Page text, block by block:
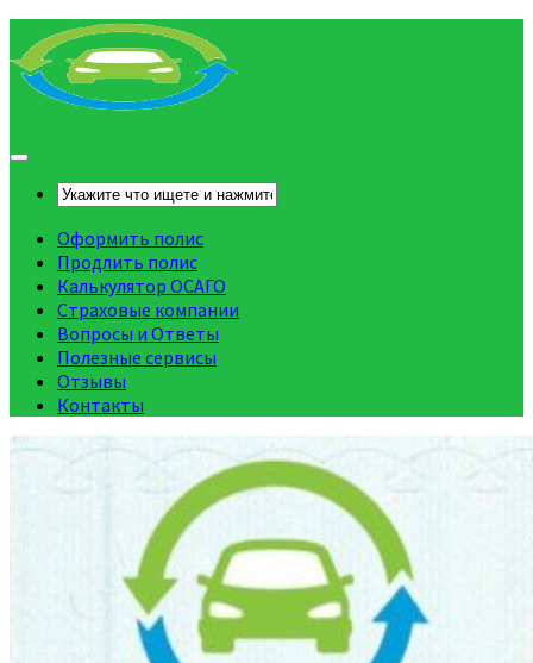
Оформить полис
Продлить полис
Калькулятор ОСАГО
Страховые компании
Вопросы и Ответы
Полезные сервисы
Отзывы
Контакты